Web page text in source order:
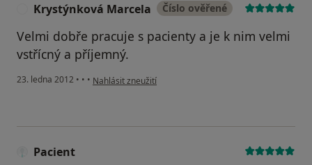
Krystýnková Marcela Číslo ověřené
Velmi dobře pracuje s pacienty a je k nim velmi
vstřícný a příjemný.
23. ledna 2012 • • • podle názoru uživatele Krystýnková Marcela
Nahlásit zneužití
Pacient